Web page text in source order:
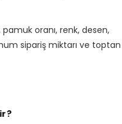
oranı, renk, desen,
sipariş miktarı ve toptan